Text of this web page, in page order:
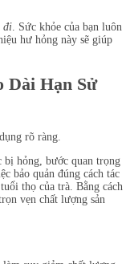
đi. Sức khỏe của bạn luôn
hư hỏng này sẽ giúp
Dài Hạn Sử
bị hỏng, bước quan trọng
bảo quản đúng cách tác
thọ của trà. Bằng cách
vẹn chất lượng sản